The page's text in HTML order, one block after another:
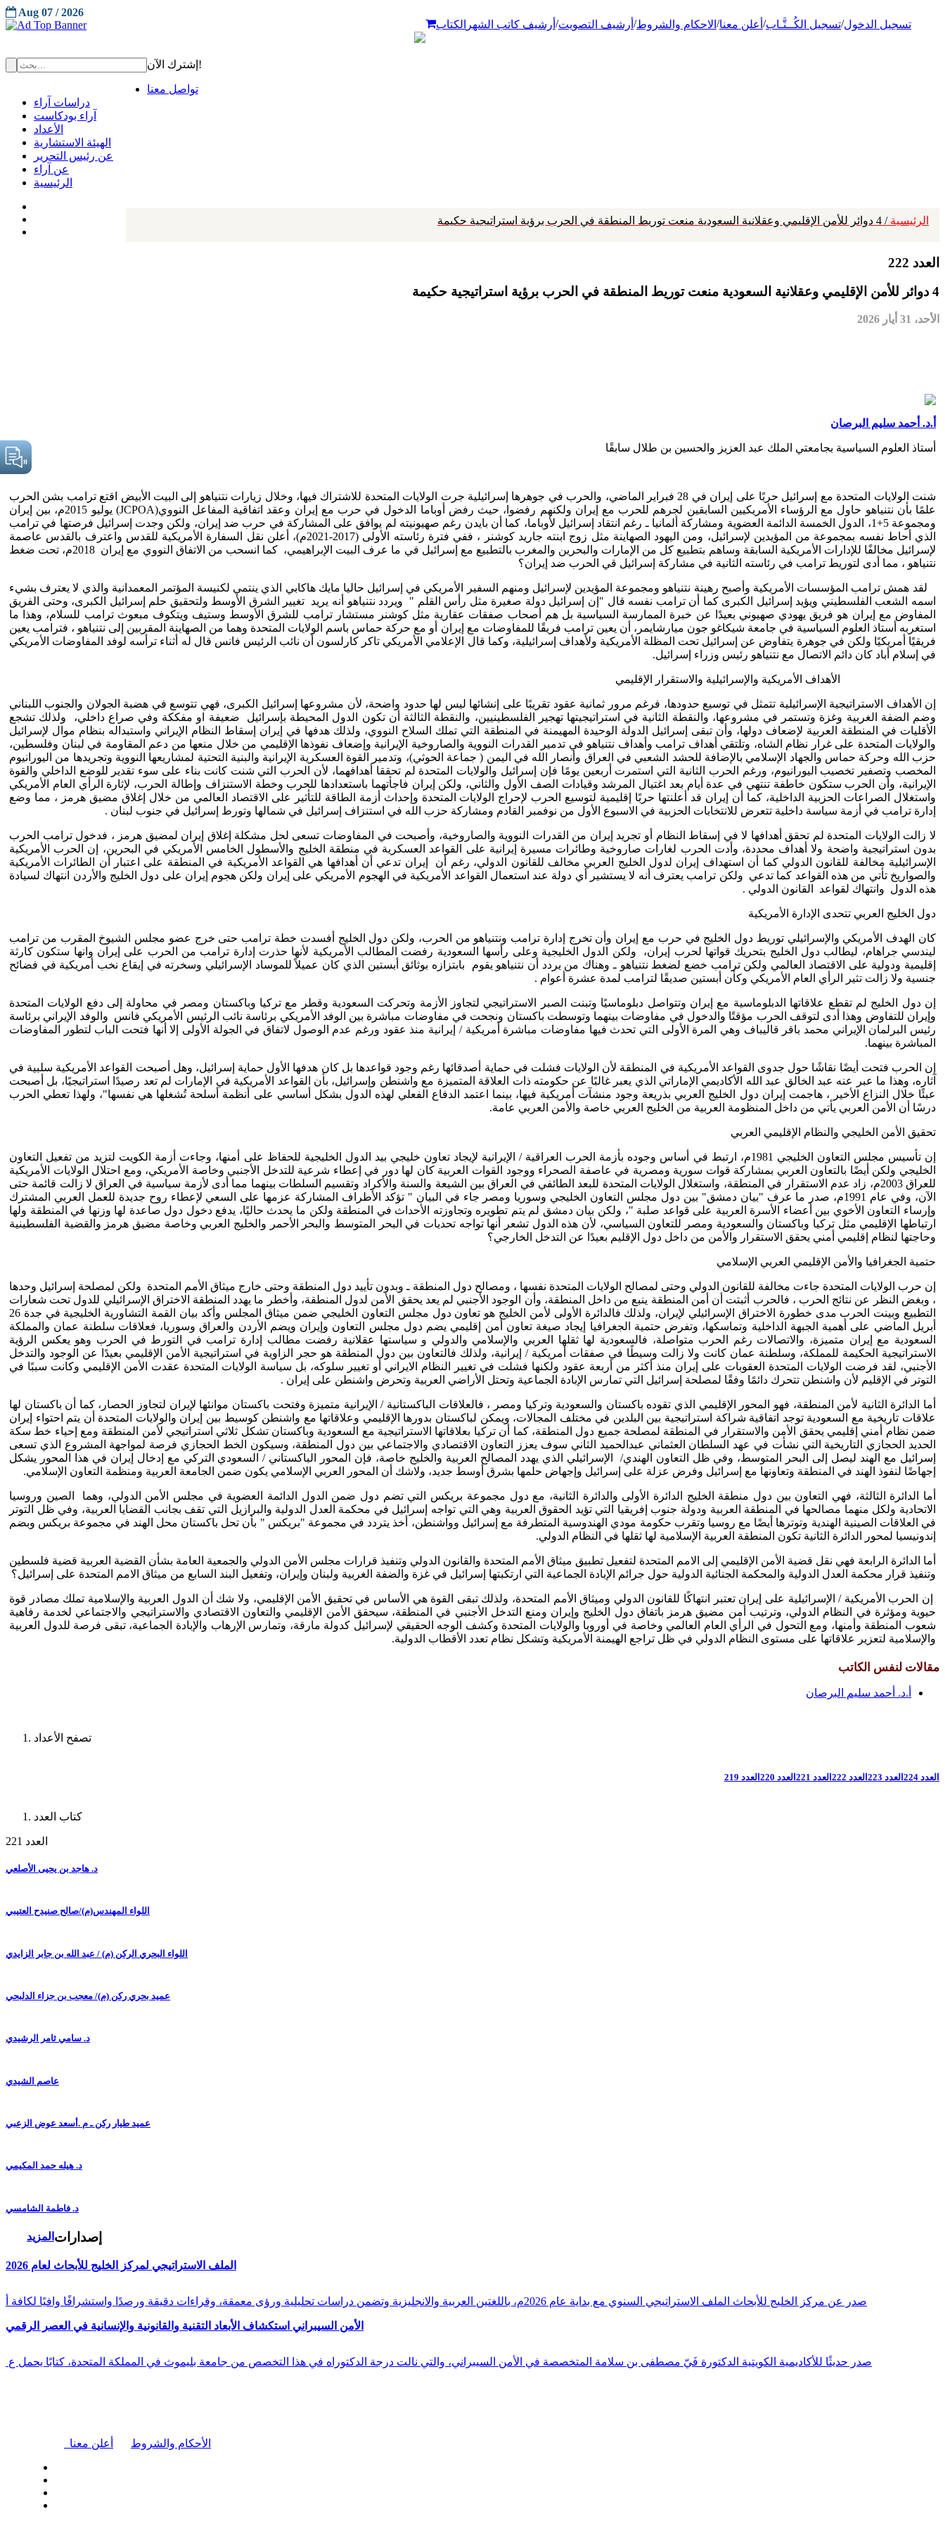
تسجيل الدخول/تسجيل الكُــتَّـاب/ أعلن معنا/ الاحكام والشروط/ أرشيف التصويت/ أرشيف كاتب الشهر الكتاب
Aug 07 / 2026
إشترك الآن!
تواصل معنا
دراسات آراء
آراء بودكاست
الأعداد
الهيئة الاستشارية
عن رئيس التحرير
عن آراء
الرئيسية
الرئيسية / 4 دوائر للأمن الإقليمي وعقلانية السعودية منعت توريط المنطقة في الحرب برؤية استراتيجية حكيمة
العدد 222
4 دوائر للأمن الإقليمي وعقلانية السعودية منعت توريط المنطقة في الحرب برؤية استراتيجية حكيمة
الأحد، 31 أيار 2026
أ.د. أحمد سليم البرصان
أستاذ العلوم السياسية بجامعتي الملك عبد العزيز والحسين بن طلال سابقًا
شنت الولايات المتحدة مع إسرائيل حربًا على إيران في 28 فبراير الماضي، والحرب في جوهرها إسرائيلية جرت الولايات المتحدة للاشتراك فيها، وخلال زيارات نتنياهو إلى البيت الأبيض اقتع ترامب بشن الحرب
علمًا بأن نتنياهو حاول مع الرؤساء الأمريكيين السابقين لجرهم للحرب مع إيران ولكنهم رفضوا، حيث رفض أوباما الدخول في حرب مع إيران وعقد اتفاقية المفاعل النووي(JCPOA) يوليو 2015م، بين إيران
ومجموعة 5+1، الدول الخمسة الدائمة العضوية ومشاركة ألمانيا ـ رغم انتقاد إسرائيل لأوباما، كما أن بايدن رغم صهيونيته لم يوافق على المشاركة في حرب ضد إيران، ولكن وجدت إسرائيل فرصتها في ترامب
الذي أحاط نفسه بمجموعة من المؤيدين لإسرائيل، ومن اليهود الصهاينة مثل زوج ابنته جاريد كوشنر ، ففي فترة رئاسته الأولى (2017-2021م)، أعلن نقل السفارة الأمريكية للقدس واعترف بالقدس عاصمة
لإسرائيل مخالفًا للإدارات الأمريكية السابقة وساهم بتطبيع كل من الإمارات والبحرين والمغرب بالتطبيع مع إسرائيل في ما عرف البيت الإبراهيمي، كما انسحب من الاتفاق النووي مع إيران 2018م، تحت ضغط
نتنياهو ، مما أدى لتوريط ترامب في رئاسته الثانية في مشاركة إسرائيل قي الحرب ضد إيران؟
لقد همش ترامب المؤسسات الأمريكية وأصبح رهينة نتنياهو ومجموعة المؤيدين لإسرائيل ومنهم السفير الأمريكي في إسرائيل حاليا مايك هاكابي الذي ينتمي لكنيسة المؤتمر المعمدانية والذي لا يعترف بشيء
اسمه الشعب الفلسطيني ويؤيد إسرائيل الكبرى كما أن ترامب نفسه قال "إن إسرائيل دولة صغيرة مثل رأس القلم " ويردد نتنياهو أنه يريد تغيير الشرق الأوسط ولتحقيق حلم إسرائيل الكبرى، وحتى الفريق
المفاوض مع إيران هو فريق يهودي صهيوني بعيدًا عن خبرة الممارسة السياسية بل هم أصحاب صفقات عقارية مثل كوشنر مستشار ترامب للشرق الأوسط وستيف ويتكوف مبعوث ترامب للسلام، وهذا ما
استغربه أستاذ العلوم السياسية في جامعة شيكاغو جون ميارشايمر، أن يعين ترامب فريقًا للمفاوضات مع إيران أو مع حركة حماس باسم الولايات المتحدة وهما من الصهاينة المقربين إلى نتنياهو ، فترامب يعين
فريقيًا أمريكيًا ولكن في جوهرة يتفاوض عن إسرائيل تحت المظلة الأمريكية ولأهداف إسرائيلية، وكما قال الإعلامي الأمريكي تاكر كارلسون أن نائب الرئيس فانس قال له أثناء ترأسه لوفد المفاوضات الأمريكي
في إسلام أباد كان دائم الاتصال مع نتنياهو رئيس وزراء إسرائيل.
الأهداف الأمريكية والإسرائيلية والاستقرار الإقليمي
إن الأهداف الاستراتيجية الإسرائيلية تتمثل في توسيع حدودها، فرغم مرور ثمانية عقود تقريبًا على إنشائها ليس لها حدود واضحة، لأن مشروعها إسرائيل الكبرى، فهي تتوسع في هضبة الجولان والجنوب اللبناني
وضم الضفة الغربية وغزة وتستمر في مشروعها، والنقطة الثانية في استراتيجيتها تهجير الفلسطينيين، والنقطة الثالثة أن تكون الدول المحيطة بإسرائيل ضعيفة او مفككة وفي صراع داخلي، ولذلك تشجع
الأقليات في المنطقة العربية لإضعاف دولها، وأن تبقى إسرائيل الدولة الوحيدة المهيمنة في المنطقة التي تملك السلاح النووي، ولذلك هدفها في إيران إسقاط النظام الإيراني واستبداله بنظام موال لإسرائيل
والولايات المتحدة على غرار نظام الشاه، وتلتقي أهداف ترامب وأهداف نتنياهو في تدمير القدرات النووية والصاروخية الإيرانية وإضعاف نفوذها الإقليمي من خلال منعها من دعم المقاومة في لبنان وفلسطين،
حزب الله وحركة حماس والجهاد الإسلامي بالإضافة للحشد الشعبي في العراق وأنصار الله في اليمن ( جماعة الحوثي)، وتدمير القوة العسكرية الإيرانية والبنية التحتية لمشاريعها النووية وتجريدها من اليورانيوم
المخصب وتصفير تخصيب اليورانيوم، ورغم الحرب الثانية التي استمرت أربعين يومًا فإن إسرائيل والولايات المتحدة لم تحققا أهدافهما، لأن الحرب التي شنت كانت بناء على سوء تقدير للوضع الداخلي والقوة
الإيرانية، وأن الحرب ستكون خاطفة تنتهي في عدة أيام بعد اغتيال المرشد وقيادات الصف الأول والثاني، ولكن إيران فاجأتهما باستعدادها للحرب وخطة الاستنزاف وإطالة الحرب، لإثارة الرأي العام الأمريكي
واستغلال الصراعات الحزبية الداخلية، كما أن إيران قد أعلنتها حربًا إقليمية لتوسيع الحرب لإحراج الولايات المتحدة وإحداث أزمة الطاقة للتأثير على الاقتصاد العالمي من خلال إغلاق مضيق هرمز ، مما وضع
إدارة ترامب في أزمة سياسة داخلية تتعرض للانتخابات الحزبية في الاسبوع الأول من نوفمبر القادم ومشاركة حزب الله في استنزاف إسرائيل في شمالها وتورط إسرائيل في جنوب لبنان .
لا زالت الولايات المتحدة لم تحقق أهدافها لا في إسقاط النظام أو تجريد إيران من القدرات النووية والصاروخية، وأصبحت في المفاوضات تسعى لحل مشكلة إغلاق إيران لمضيق هرمز ، فدخول ترامب الحرب
بدون استراتيجية واضحة ولا أهداف محددة، وأدت الحرب لغارات صاروخية وطائرات مسيرة إيرانية على القواعد العسكرية في منطقة الخليج والأسطول الخامس الأمريكي في البحرين، إن الحرب الأمريكية
الإسرائيلية مخالفة للقانون الدولي كما أن استهداف إيران لدول الخليج العربي مخالف للقانون الدولي، رغم أن إيران تدعي أن أهدافها هي القواعد الأمريكية في المنطقة على اعتبار أن الطائرات الأمريكية
والصواريخ تأتي من هذه القواعد كما تدعي ولكن ترامب يعترف أنه لا يستشير أي دولة عند استعمال القواعد الأمريكية في الهجوم الأمريكي على إيران ولكن هجوم إيران على دول الخليج والأردن انتهاك لسيادة
هذه الدول وانتهاك لقواعد القانون الدولي .
دول الخليج العربي تتحدى الإدارة الأمريكية
كان الهدف الأمريكي والإسرائيلي توريط دول الخليج في حرب مع إيران وأن تخرج إدارة ترامب ونتنياهو من الحرب، ولكن دول الخليج أفسدت خطة ترامب حتى خرج عضو مجلس الشيوخ المقرب من ترامب
ليندسي جراهام، ليطالب دول الخليج بتحريك قواتها لحرب إيران، ولكن الدول الخليجية وعلى رأسها السعودية رفضت المطالب الأمريكية لأنها حذرت إدارة ترامب من الحرب على إيران وانها ستكون كارثة
إقليمية ودولية على الاقتصاد العالمي ولكن ترامب خضع لضغط نتنياهو ـ وهناك من يردد أن نتنياهو يقوم بابتزازه بوثائق أبستين الذي كان عميلاً للموساد الإسرائيلي وسخرته في إيقاع نخب أمريكية في فضائح
جنسية ولا زالت تثير الرأي العام الأمريكي وكأن أبستين صديقًا لترامب لمدة عشرة أعوام .
إن دول الخليج لم تقطع علاقاتها الدبلوماسية مع إيران وتتواصل دبلوماسيًا وتبنت الصبر الاستراتيجي لتجاوز الأزمة وتحركت السعودية وقطر مع تركيا وباكستان ومصر في محاولة إلى دفع الولايات المتحدة
وإيران للتفاوض وهذا أدى لتوقف الحرب مؤقتًا والدخول في مفاوضات بينهما وتوسطت باكستان ونجحت في مفاوضات مباشرة بين الوفد الأمريكي برئاسة نائب الرئيس الأمريكي فانس والوفد الإيراني برئاسة
رئيس البرلمان الإيراني محمد باقر قاليباف وهي المرة الأولى التي تحدث فيها مفاوضات مباشرة أمريكية / إيرانية منذ عقود ورغم عدم الوصول لاتفاق في الجولة الأولى إلا أنها فتحت الباب لتطور المفاوضات
المباشرة بينهما.
إن الحرب فتحت أيضًا نقاشًا حول جدوى القواعد الأمريكية في المنطقة لأن الولايات فشلت في حماية أصدقائها رغم وجود قواعدها بل كان هدفها الأول حماية إسرائيل، وهل أصبحت القواعد الأمريكية سلبية في
آثاره، وهذا ما عبر عنه عبد الخالق عبد الله الأكاديمي الإماراتي الذي يعبر غالبًا عن حكومته ذات العلاقة المتميزة مع واشنطن وإسرائيل، بأن القواعد الأمريكية في الإمارات لم تعد رصيدًا استراتيجيًا، بل أصبحت
عبئًا خلال النزاع الأخير ، هاجمت إيران دول الخليج العربي بذريعة وجود منشآت أمريكية فيها، بينما اعتمد الدفاع الفعلي لهذه الدول بشكل أساسي على أنظمة أسلحة تُشغلها هي نفسها"، ولهذا تعطي الحرب
درسًا أن الأمن العربي يأتي من داخل المنظومة العربية من الخليج العربي خاصة والأمن العربي عامة.
تحقيق الأمن الخليجي والنظام الإقليمي العربي
إن تأسيس مجلس التعاون الخليجي 1981م، ارتبط في أساس وجوده بأزمة الحرب العراقية / الإيرانية لإيجاد تعاون خليجي بيد الدول الخليجية للحفاظ على أمنها، وجاءت أزمة الكويت لتزيد من تفعيل التعاون
الخليجي ولكن أيضًا بالتعاون العربي بمشاركة قوات سورية ومصرية في عاصفة الصحراء ووجود القوات العربية كان لها دور في إعطاء شرعية للتدخل الأجنبي وخاصة الأمريكي، ومع احتلال الولايات الأمريكية
للعراق 2003م، زاد عدم الاستقرار في المنطقة، واستغلال الولايات المتحدة للبعد الطائفي في العراق بين الشيعة والسنة والأكراد وتقسيم السلطات بينهما مما أدى لأزمة سياسية في العراق لا زالت قائمة حتى
الآن، وفي عام 1991م، صدر ما عرف "بيان دمشق" بين دول مجلس التعاون الخليجي وسوريا ومصر جاء في البيان " تؤكد الأطراف المشاركة عزمها على السعي لإعطاء روح جديدة للعمل العربي المشترك
وإرساء التعاون الأخوي بين أعضاء الأسرة العربية على قواعد صلبة "، ولكن بيان دمشق لم يتم تطويره وتجاوزته الأحداث في المنطقة ولكن ما يحدث حاليًا، يدفع دخول دول صاعدة لها وزنها في المنطقة ولها
ارتباطها الإقليمي مثل تركيا وباكستان والسعودية ومصر للتعاون السياسي، لأن هذه الدول تشعر أنها تواجه تحديات في البحر المتوسط والبحر الأحمر والخليج العربي وخاصة مضيق هرمز والقضية الفلسطينية
وحاجتها لنظام إقليمي أمني يحقق الاستقرار والأمن من داخل دول الإقليم بعيدًا عن التدخل الخارجي؟
حتمية الجغرافيا والأمن الإقليمي العربي الإسلامي
إن حرب الولايات المتحدة جاءت مخالفة للقانون الدولي وحتى لمصالح الولايات المتحدة نفسها ، ومصالح دول المنطقة ـ وبدون تأييد دول المنطقة وحتى خارج ميثاق الأمم المتحدة ولكن لمصلحة إسرائيل وحدها
، وبغض النظر عن نتائج الحرب ، فالحرب أثبتت أن أمن المنطقة ينبع من داخل المنطقة، وأن الوجود الأجنبي لم يعد يحقق الأمن لدول المنطقة، وأخطر ما يهدد المنطقة الاختراق الإسرائيلي للدول تحت شعارات
التطبيع وبينت الحرب مدى خطورة الاختراق الإسرائيلي لإيران، ولذلك فالدائرة الأولى لأمن الخليج هو تعاون دول مجلس التعاون الخليجي ضمن ميثاق المجلس وأكد بيان القمة التشاورية الخليجية في جدة 26
أبريل الماضي على أهمية الجبهة الداخلية وتماسكها، وتفرض حتمية الجغرافيا إيجاد صيغة تعاون أمن إقليمي يضم دول مجلس التعاون وإيران ويضم الأردن والعراق وسوريا، فعلاقات سلطنة عمان والمملكة
السعودية مع إيران متميزة، والاتصالات رغم الحرب متواصلة، فالسعودية لها ثقلها العربي والإسلامي والدولي و سياستها عقلانية رفضت مطالب إدارة ترامب في التورط في الحرب وهو يعكس الرؤية
الاستراتيجية الحكيمة للمملكة، وسلطنة عمان كانت ولا زالت وسيطًا في صفقات أمريكية / إيرانية، ولذلك فالتعاون بين دول المنطقة هو حجر الزاوية في استراتيجية الأمن الإقليمي بعيدًا عن الوجود والتدخل
الأجنبي، لقد فرضت الولايات المتحدة العقوبات على إيران منذ أكثر من أربعة عقود ولكنها فشلت في تغيير النظام الايراني أو تغيير سلوكه، بل سياسة الولايات المتحدة عقدت الأمن الإقليمي وكانت سببًا في
التوتر في الإقليم لأن واشنطن تتحرك دائمًا وفقًا لمصلحة إسرائيل التي تمارس الإبادة الجماعية وتحتل الأراضي العربية وتحرض واشنطن على إيران .
أما الدائرة الثانية لأمن المنطقة، فهو المحور الإقليمي الذي تقوده باكستان والسعودية وتركيا ومصر ، فالعلاقات الباكستانية / الإيرانية متميزة وفتحت باكستان موانئها لإيران لتجاوز الحصار، كما أن باكستان لها
علاقات تاريخية مع السعودية توجد اتفاقية شراكة استراتيجية بين البلدين في مختلف المجالات، ويمكن لباكستان بدورها الإقليمي وعلاقاتها مع واشنطن كوسيط بين إيران والولايات المتحدة أن يتم احتواء إيران
ضمن نظام أمني إقليمي يحقق الأمن والاستقرار في المنطقة لمصلحة جميع دول المنطقة، كما أن تركيا بعلاقاتها الاستراتيجية مع السعودية وباكستان تشكل ثلاثي استراتيجي لأمن المنطقة ومع إحياء خط سكة
الحديد الحجازي التاريخية التي نشأت في عهد السلطان العثماني عبدالحميد الثاني سوف يعزز التعاون الاقتصادي والاجتماعي بين دول المنطقة، وسيكون الخط الحجازي فرصة لمواجهة المشروع الذي تسعى
إسرائيل مع الهند ليصل إلى البحر المتوسط، وفي ظل التعاون الهندي/ الإسرائيلي الذي يهدد المصالح العربية والخليج خاصة، فإن المحور الباكستاني / السعودي التركي مع إدخال إيران في هذا المحور يشكل
إجهاضًا لنفوذ الهند في المنطقة وتعاونها مع إسرائيل وفرض عزلة على إسرائيل وإجهاض حلمها بشرق أوسط جديد، ولاشك أن المحور العربي الإسلامي يكون ضمن الجامعة العربية ومنظمة التعاون الإسلامي.
أما الدائرة الثالثة، فهي التعاون بين دول منطقة الخليج الدائرة الأولى والدائرة الثانية، مع دول مجموعة بريكس التي تضم دول ضمن الدول الدائمة العضوية في مجلس الأمن الدولي، وهما الصين وروسيا
الاتحادية ولكل منهما مصالحها في المنطقة العربية ودولة جنوب إفريقيا التي تؤيد الحقوق العربية وهي التي تواجه إسرائيل في محكمة العدل الدولية والبرازيل التي تقف بجانب القضايا العربية، وفي ظل التوتر
في العلاقات الصينية الهندية وتوترها أيضًا مع روسيا وتقرب حكومة مودي الهندوسية المتطرفة مع إسرائيل وواشنطن، أخذ يتردد في مجموعة "بريكس " بأن تحل باكستان محل الهند في مجموعة بريكس وبضم
إندونيسيا لمحور الدائرة الثانية تكون المنطقة العربية الإسلامية لها ثقلها في النظام الدولي.
أما الدائرة الرابعة فهي نقل قضية الأمن الإقليمي إلى الامم المتحدة لتفعيل تطبيق ميثاق الأمم المتحدة والقانون الدولي وتنفيذ قرارات مجلس الأمن الدولي والجمعية العامة بشأن القضية العربية قضية فلسطين
وتنفيذ قرار محكمة العدل الدولية والمحكمة الجنائية الدولية حول جرائم الإبادة الجماعية التي ارتكبتها إسرائيل في غزة والضفة الغربية ولبنان وإيران، وتفعيل البند السابع من ميثاق الامم المتحدة على إسرائيل؟
إن الحرب الأمريكية / الإسرائيلية على إيران تعتبر انتهاكًا للقانون الدولي وميثاق الأمم المتحدة، ولذلك تبقى القوة هي الأساس في تحقيق الأمن الإقليمي، ولا شك أن الدول العربية والإسلامية تملك مصادر قوة
حيوية ومؤثرة في النظام الدولي، وترتيب أمن مضيق هرمز باتفاق دول الخليج وإيران ومنع التدخل الأجنبي في المنطقة، سيحقق الأمن الإقليمي والتعاون الاقتصادي والاستراتيجي والاجتماعي لخدمة رفاهية
شعوب المنطقة وأمنها، ومع التحول في الرأي العام العالمي وخاصة في أوروبا والولايات المتحدة وكشف الوجه الحقيقي لإسرائيل كدولة مارقة، وتمارس الإرهاب والإبادة الجماعية، تبقى فرصة للدول العربية
والإسلامية لتعزير علاقاتها على مستوى النظام الدولي في ظل تراجع الهيمنة الأمريكية وتشكل نظام تعدد الأقطاب الدولية.
مقالات لنفس الكاتب
أ.د. أحمد سليم البرصان
تصفح الأعداد
العدد 224 العدد 223 العدد 222 العدد 221 العدد 220 العدد 219
كتاب العدد
العدد 221
د. هاجد بن يحيى الأصلعي
اللواء المهندس(م)/صالح صنيدح العتيبي
اللواء البحري الركن (م) / عبد الله بن جابر الزايدي
عميد بحري ركن (م)/ معجب بن جزاء الدلبحي
د. سامي ثامر الرشيدي
عاصم الشيدي
عميد طيار ركن ـ م .أسعد عوض الزعبي
د. هيله حمد المكيمي
د. فاطمة الشامسي
المزيد إصدارات
الملف الاستراتيجي لمركز الخليج للأبحاث لعام 2026
صدر عن مركز الخليج للأبحاث الملف الاستراتيجي السنوي مع بداية عام 2026م، باللغتين العربية والانجليزية وتضمن دراسات تحليلية ورؤى معمقة، وقراءات دقيقة ورصدًا واستشرافًا وافيًا لكافة أ
الأمن السيبراني استكشاف الأبعاد التقنية والقانونية والإنسانية في العصر الرقمي
صدر حديثًا للأكاديمية الكويتية الدكتورة فَيّ مصطفى بن سلامة المتخصصة في الأمن السيبراني، والتي نالت درجة الدكتوراه في هذا التخصص من جامعة بليموث في المملكة المتحدة، كتابًا يحمل ع
أعلن معنا الأحكام والشروط